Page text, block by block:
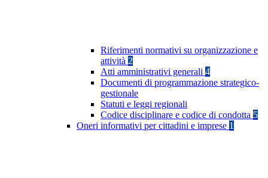
Riferimenti normativi su organizzazione e
attività 2
Atti amministrativi generali 4
Documenti di programmazione strategico-
gestionale
Statuti e leggi regionali
Codice disciplinare e codice di condotta 5
Oneri informativi per cittadini e imprese 1